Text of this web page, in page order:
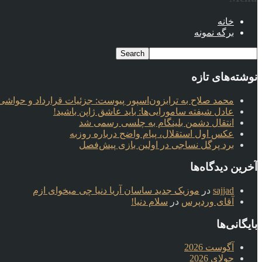
خانه
برگه نمونه
نوشته‌های تازه
محمد صلاح به ترابزون‌اسپور پیوست: جزئیات قرارداد و حواشی
عادل شیفته سامورایی‌ها: باید عاشق ژاپن باشید!
انتقال دشمن بلینگام به چلسی رسمی شد
عکس اول استقلال، پیام واضح درباره روزبه
برد پرگل نساجی در اولین بازی پیش‌فصل
آخرین دیدگاه‌ها
sajjad در موزیک جدید ساسان آریا دنیا چی میخوای ازم
آقای وردپرس در سلام دنیا!
بایگانی‌ها
آگوست 2026
جولای 2026